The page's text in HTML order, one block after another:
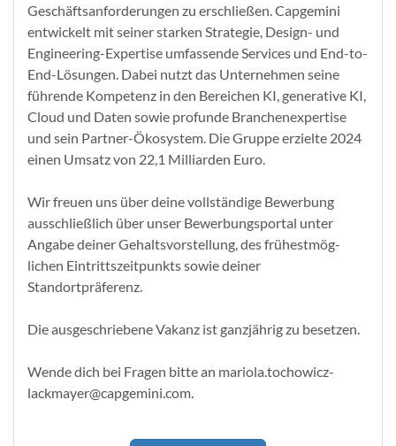
Geschäftsanforderungen zu erschließen. Capgemini
entwickelt mit seiner starken Strategie, Design- und
Engineering-Expertise umfassende Services und End-to-
End-Lösungen. Dabei nutzt das Unternehmen seine
führende Kompetenz in den Bereichen KI, generative KI,
Cloud und Daten sowie profunde Branchenexpertise
und sein Partner-Ökosystem. Die Gruppe erzielte 2024
einen Umsatz von 22,1 Milliarden Euro.
Wir freuen uns über deine vollstän­dige Be­wer­bung
ausschließlich über unser Bewerbungsportal unter
Angabe deiner Ge­halts­vor­stel­lung, des frühest­mög­
lichen Ein­tritts­zeit­punkts sowie deiner
Standortpräferenz.
Die ausgeschriebene Vakanz ist ganzjährig zu besetzen.
Wende dich bei Fragen bitte an mariola.tochowicz-
lackmayer@capgemini.com.